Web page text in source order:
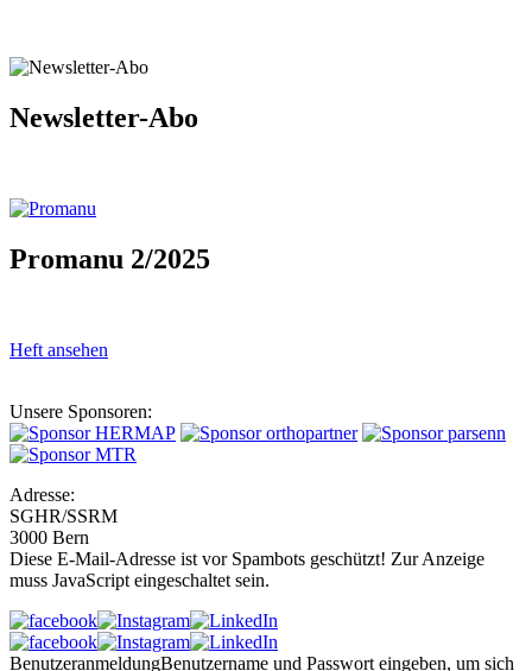
Newsletter-Abo
Promanu 2/2025
Heft ansehen
Unsere Sponsoren:
Adresse:
SGHR/SSRM
3000 Bern
Diese E-Mail-Adresse ist vor Spambots geschützt! Zur Anzeige
muss JavaScript eingeschaltet sein.
BenutzeranmeldungBenutzername und Passwort eingeben, um sich